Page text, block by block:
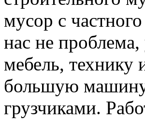
мусор с
нас не
мебель, технику
большую машину
грузчиками.